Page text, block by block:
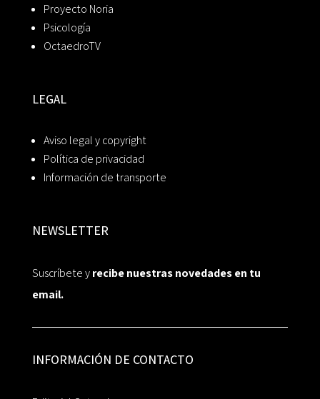
Proyecto Noria
Psicología
OctaedroTV
LEGAL
Aviso legal y copyright
Política de privacidad
Información de transporte
NEWSLETTER
Suscríbete yrecibe nuestras novedades en tu
email.
INFORMACIÓN DE CONTACTO